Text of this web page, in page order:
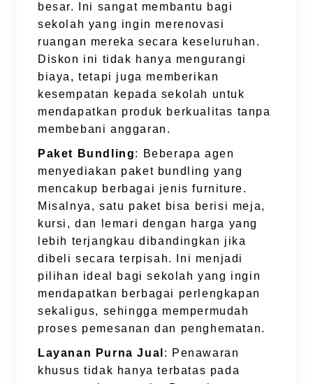
besar. Ini sangat membantu bagi
sekolah yang ingin merenovasi
ruangan mereka secara keseluruhan.
Diskon ini tidak hanya mengurangi
biaya, tetapi juga memberikan
kesempatan kepada sekolah untuk
mendapatkan produk berkualitas tanpa
membebani anggaran.
Paket Bundling: Beberapa agen
menyediakan paket bundling yang
mencakup berbagai jenis furniture.
Misalnya, satu paket bisa berisi meja,
kursi, dan lemari dengan harga yang
lebih terjangkau dibandingkan jika
dibeli secara terpisah. Ini menjadi
pilihan ideal bagi sekolah yang ingin
mendapatkan berbagai perlengkapan
sekaligus, sehingga mempermudah
proses pemesanan dan penghematan.
Layanan Purna Jual : Penawaran
khusus tidak hanya terbatas pada